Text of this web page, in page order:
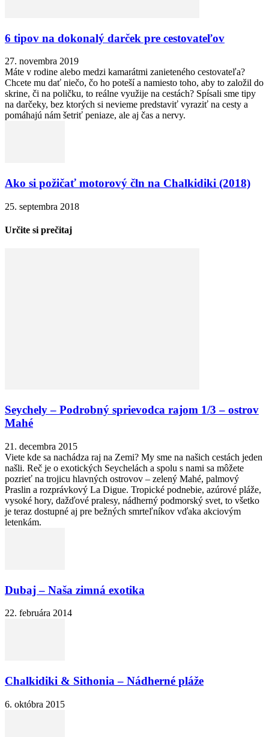
6 tipov na dokonalý darček pre cestovateľov
27. novembra 2019
Máte v rodine alebo medzi kamarátmi zanieteného cestovateľa?
Chcete mu dať niečo, čo ho poteší a namiesto toho, aby to založil do
skrine, či na poličku, to reálne využije na cestách? Spísali sme tipy
na darčeky, bez ktorých si nevieme predstaviť vyraziť na cesty a
pomáhajú nám šetriť peniaze, ale aj čas a nervy.
Ako si požičať motorový čln na Chalkidiki (2018)
25. septembra 2018
Určite si prečitaj
Seychely – Podrobný sprievodca rajom 1/3 – ostrov
Mahé
21. decembra 2015
Viete kde sa nachádza raj na Zemi? My sme na našich cestách jeden
našli. Reč je o exotických Seychelách a spolu s nami sa môžete
pozrieť na trojicu hlavných ostrovov – zelený Mahé, palmový
Praslin a rozprávkový La Digue. Tropické podnebie, azúrové pláže,
vysoké hory, dažďové pralesy, nádherný podmorský svet, to všetko
je teraz dostupné aj pre bežných smrteľníkov vďaka akciovým
letenkám.
Dubaj – Naša zimná exotika
22. februára 2014
Chalkidiki & Sithonia – Nádherné pláže
6. októbra 2015